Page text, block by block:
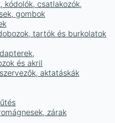
kódolók, csatlakozók,
gombok
tartók és burkolatok
és akril
aktatáskák
zárak